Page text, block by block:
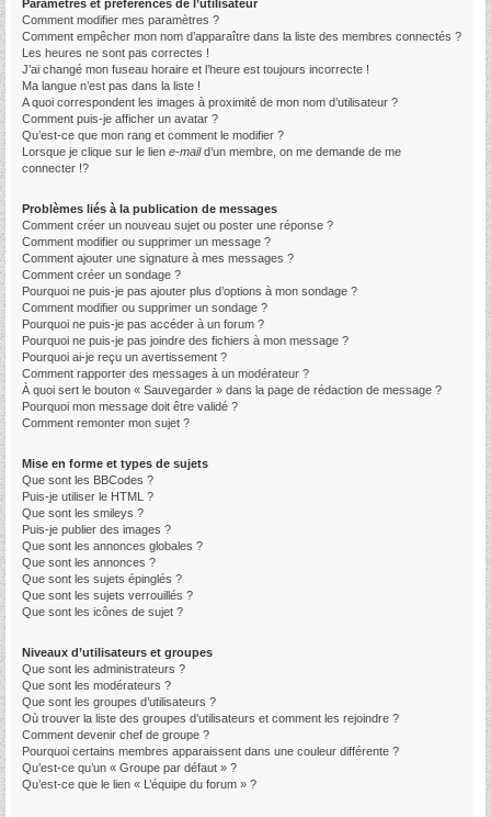
Paramètres et préférences de l’utilisateur
Comment modifier mes paramètres ?
Comment empêcher mon nom d’apparaître dans la liste des membres connectés ?
Les heures ne sont pas correctes !
J’ai changé mon fuseau horaire et l’heure est toujours incorrecte !
Ma langue n’est pas dans la liste !
A quoi correspondent les images à proximité de mon nom d’utilisateur ?
Comment puis-je afficher un avatar ?
Qu’est-ce que mon rang et comment le modifier ?
Lorsque je clique sur le lien e-maild’un membre, on me demande de me
connecter !?
Problèmes liés à la publication de messages
Comment créer un nouveau sujet ou poster une réponse ?
Comment modifier ou supprimer un message ?
Comment ajouter une signature à mes messages ?
Comment créer un sondage ?
Pourquoi ne puis-je pas ajouter plus d’options à mon sondage ?
Comment modifier ou supprimer un sondage ?
Pourquoi ne puis-je pas accéder à un forum ?
Pourquoi ne puis-je pas joindre des fichiers à mon message ?
Pourquoi ai-je reçu un avertissement ?
Comment rapporter des messages à un modérateur ?
À quoi sert le bouton « Sauvegarder » dans la page de rédaction de message ?
Pourquoi mon message doit être validé ?
Comment remonter mon sujet ?
Mise en forme et types de sujets
Que sont les BBCodes ?
Puis-je utiliser le HTML ?
Que sont les smileys ?
Puis-je publier des images ?
Que sont les annonces globales ?
Que sont les annonces ?
Que sont les sujets épinglés ?
Que sont les sujets verrouillés ?
Que sont les icônes de sujet ?
Niveaux d’utilisateurs et groupes
Que sont les administrateurs ?
Que sont les modérateurs ?
Que sont les groupes d’utilisateurs ?
Où trouver la liste des groupes d’utilisateurs et comment les rejoindre ?
Comment devenir chef de groupe ?
Pourquoi certains membres apparaissent dans une couleur différente ?
Qu’est-ce qu’un « Groupe par défaut » ?
Qu’est-ce que le lien « L’équipe du forum » ?